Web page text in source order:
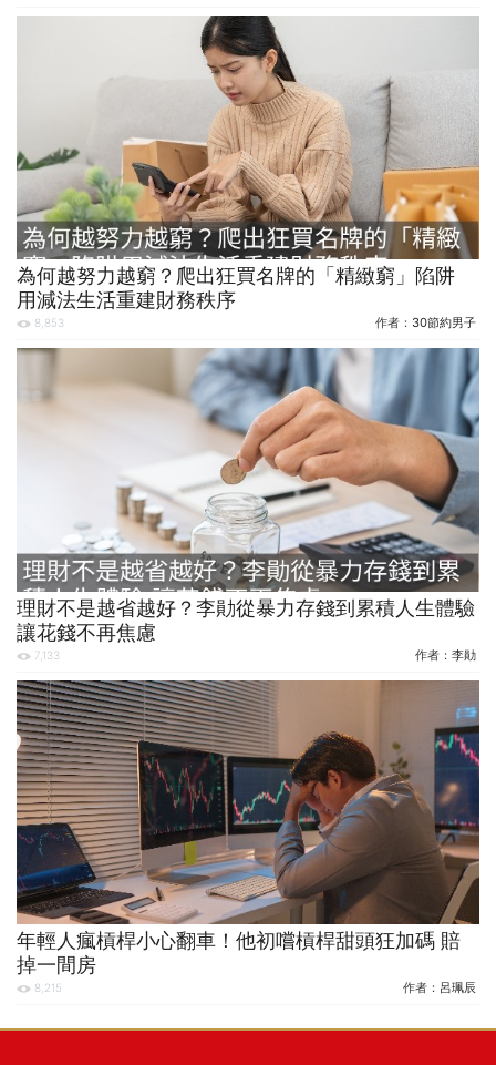
為何越努力越窮？爬出狂買名牌的「精緻窮」陷阱
用減法生活重建財務秩序
8,853 作者： 30節約男子
理財不是越省越好？李勛從暴力存錢到累積人生體驗
讓花錢不再焦慮
7,133 作者： 李勛
年輕人瘋槓桿小心翻車！他初嚐槓桿甜頭狂加碼 賠
掉一間房
8,215 作者： 呂珮辰